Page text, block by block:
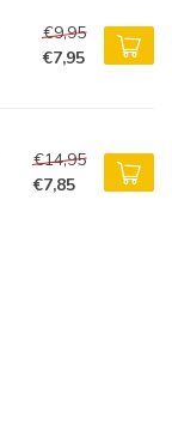
€9,95
€7,95
€14,95
€7,85